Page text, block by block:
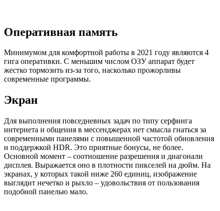
Оперативная память
Минимумом для комфортной работы в 2021 году являются 4
гига оперативки. С меньшим числом ОЗУ аппарат будет
жестко тормозить из-за того, насколько прожорливы
современные программы.
Экран
Для выполнения повседневных задач по типу серфинга
интернета и общения в мессенджерах нет смысла гнаться за
современными панелями с повышенной частотой обновления
и поддержкой HDR. Это приятные бонусы, не более.
Основной момент – соотношение разрешения и диагонали
дисплея. Выражается оно в плотности пикселей на дюйм. На
экранах, у которых такой ниже 260 единиц, изображение
выглядит нечетко и рыхло – удовольствия от пользования
подобной панелью мало.